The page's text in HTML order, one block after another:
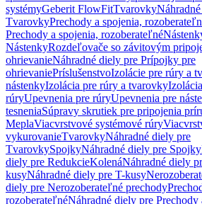
systémyGeberit FlowFitTvarovky
TvarovkyPrechody a spojenia,
Prechody a spojenia, rozoberateľné
NástenkyRozdeľovače so závitovým
ohrievanieNáhradné diely pre Prípojky pre
ohrievaniePríslušenstvoIzolácie pre rúry a
nástenkyIzolácia pre rúry a tvarovky
rúryUpevnenia pre rúryUpevnenia pre
tesneniaSúpravy skrutiek pre pripojenia
MeplaViacvrstvové systémové rúry
vykurovanieTvarovkyNáhradné diely pre
TvarovkySpojkyNáhradné diely pre Spojky
diely pre RedukcieKolenáNáhradné diely
kusyNáhradné diely pre T-kusy
diely pre Nerozoberateľné prechody
rozoberateľnéNáhradné diely pre Prechody